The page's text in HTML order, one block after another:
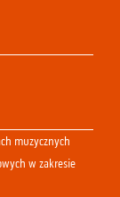
muzycznych
w zakresie